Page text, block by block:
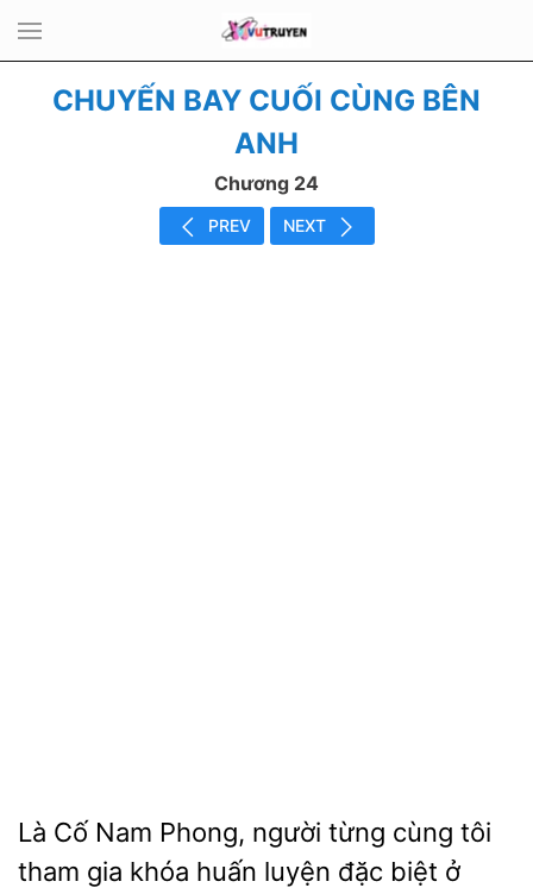
CHUYẾN BAY CUỐI CÙNG BÊN
ANH
Chương 24
PREV NEXT
Là Cố
Phong, người từng cùng tôi
tham gia khóa
luyện đặc
ở